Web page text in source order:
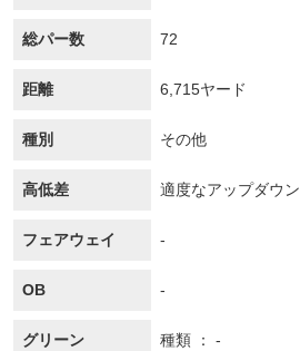
総パー数 72
距離 6,715ヤード
種別 その他
高低差 適度なアップダウン
フェアウェイ -
OB -
グリーン 種類
-